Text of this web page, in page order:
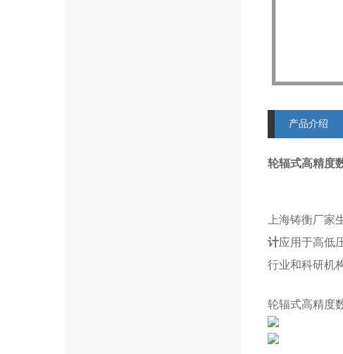
产品介绍
轮辐式高精度
上海铸衡厂家
计应用于高低
行业和科研机
轮辐式高精度